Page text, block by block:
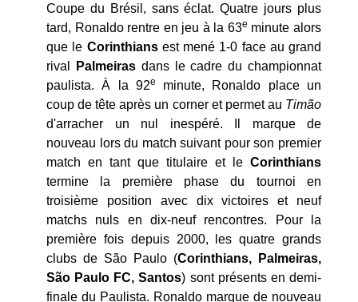
Coupe du Brésil, sans éclat. Quatre jours plus
tard, Ronaldo rentre en jeu à la 63e minute alors
que le Corinthiansest mené 1-0 face au grand
rival
Palmeirasdans le cadre du championnat
paulista. À la 92e
minute, Ronaldo place un
coup de tête après un corner et permet au Timão
d'arracher un nul inespéré. Il marque de
nouveau lors du match suivant pour son premier
match en tant que titulaire et le Corinthians
termine la première phase du tournoi en
troisième position avec dix victoires et neuf
matchs nuls en dix-neuf rencontres. Pour la
première fois depuis 2000, les quatre grands
clubs de São Paulo (Corinthians, Palmeiras,
São Paulo FC, Santos) sont présents en demi-
finale du Paulista. Ronaldo marque de nouveau